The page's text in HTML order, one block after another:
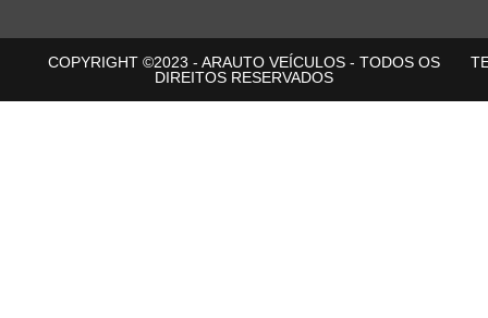
COPYRIGHT ©2023 - ARAUTO VEÍCULOS - TODOS OS
DIREITOS RESERVADOS